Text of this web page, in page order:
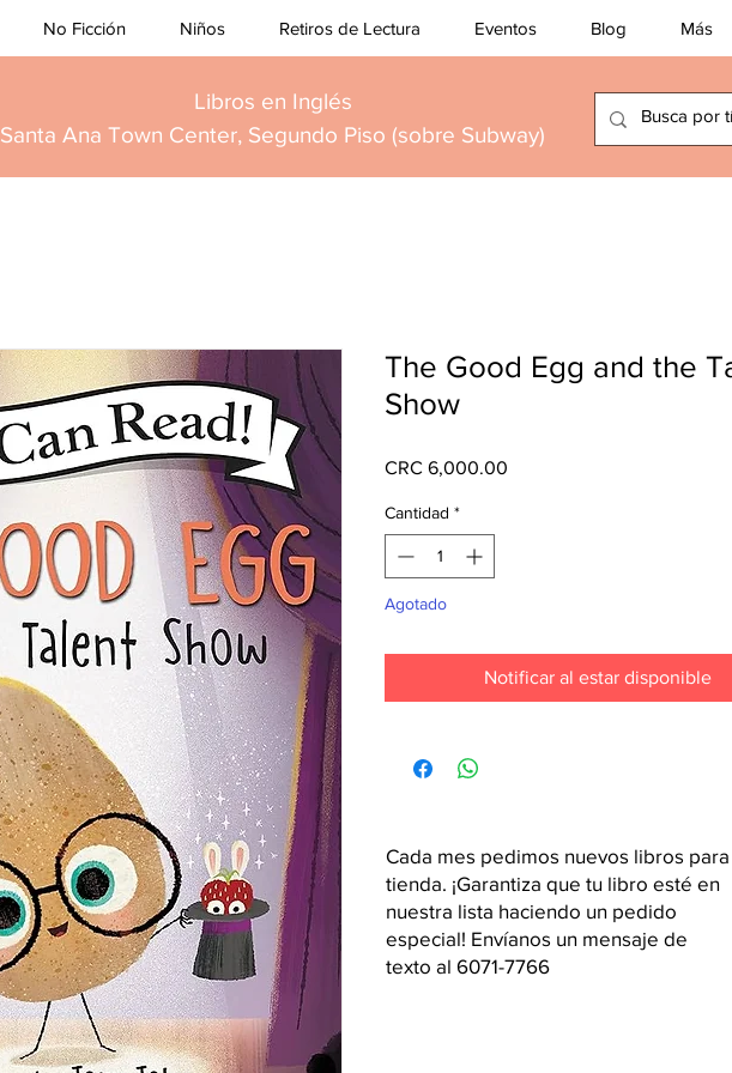
No Ficción Niños Retiros de Lectura Eventos Blog Más
Libros en Inglés
Santa Ana Town Center, Segundo Piso (sobre Subway)
The Good Egg and the
Show
CRC 6,000.00
Cantidad *
Agotado
Notificar al estar disponible
Cada mes pedimos nuevos libros para
tienda. ¡Garantiza que tu libro esté en
nuestra lista haciendo un pedido
especial! Envíanos un mensaje de
texto al 6071-7766